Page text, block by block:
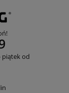
piątek od